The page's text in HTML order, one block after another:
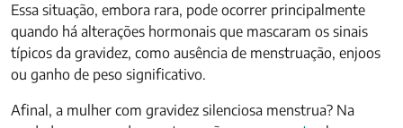
Essa situação, embora rara, pode ocorrer principalmente
quando há alterações hormonais que mascaram os sinais
típicos da gravidez, como ausência de menstruação, enjoos
ou ganho de peso significativo.
Afinal, a mulher com gravidez silenciosa menstrua? Na